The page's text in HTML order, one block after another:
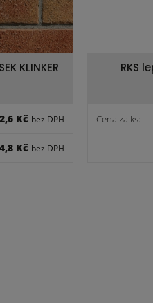
KLINKER
Kč bez DPH
Kč bez DPH
RKS
Cena za ks: